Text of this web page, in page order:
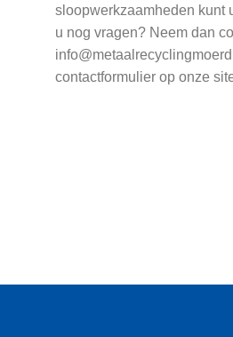
sloopwerkzaamheden kunt
u nog vragen? Neem dan
contactformulier op onze